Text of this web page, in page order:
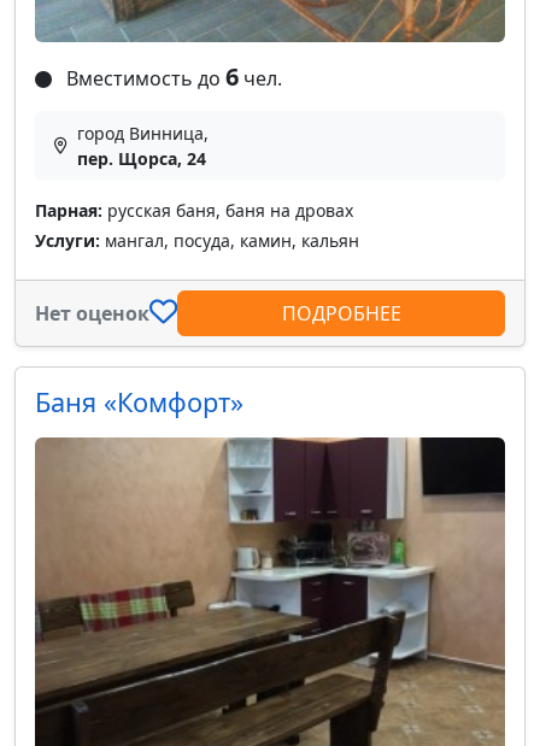
Вместимость до 6 чел.
город Винница,
пер. Щорса, 24
Парная: русская баня, баня на дровах
Услуги: мангал, посуда, камин, кальян
Нет оценок ПОДРОБНЕЕ
Баня «Комфорт»